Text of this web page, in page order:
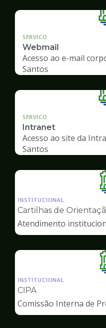
SERVICO
Webmail
Acesso ao e-mail
Santos
SERVICO
Intranet
Acesso ao site da
Santos
INSTITUCIONAL
Cartilhas de
Atendimento
INSTITUCIONAL
CIPA
Comissão Interna de